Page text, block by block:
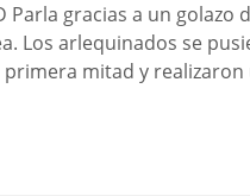
Parla gracias a un golazo
Los arlequinados se
mitad y realizaron